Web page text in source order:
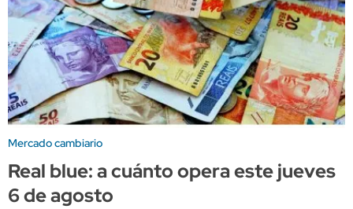
Mercado cambiario
Real blue: a cuánto opera este jueves
6 de agosto